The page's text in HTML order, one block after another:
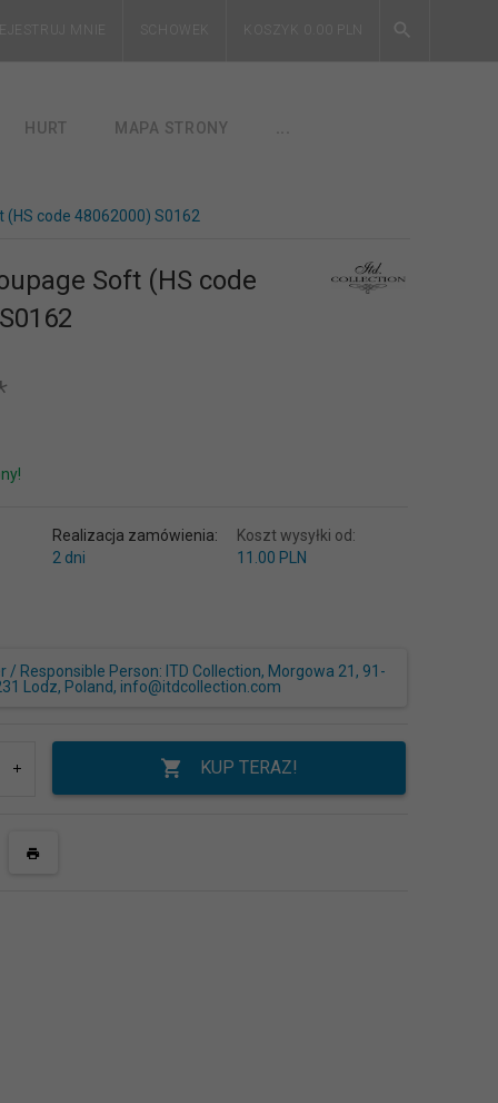
MNIE SCHOWEK KOSZYK
HURT MAPA STRONY
(HS code 48062000) S0162
Soft (HS code
Realizacja zamówienia:
2 dni
Koszt wysyłki od:
11.00 PLN
/ Responsible Person: ITD Collection, Morgowa 21, 91-
Lodz, Poland, info@itdcollection.com
KUP TERAZ!